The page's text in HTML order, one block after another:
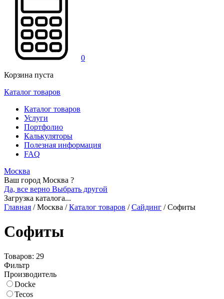
0
Корзина пуста
Каталог товаров
Каталог товаров
Услуги
Портфолио
Калькуляторы
Полезная информация
FAQ
Москва
Ваш город Москва ?
Да, все верно Выбрать другой
Загрузка каталога...
Главная /Москва / Каталог товаров / Сайдинг /Софиты
Софиты
Товаров: 29
Фильтр
Производитель
Docke
Tecos